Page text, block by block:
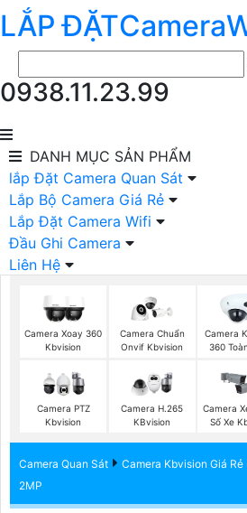
LẮP ĐẶTCamera
0938.11.23.99
DANH MỤC SẢN PHẨM
lắp Đặt Camera Quan Sát
Lắp Bộ Camera Giá Rẻ
Lắp Đặt Camera Wifi
Đầu Ghi Camera
Liên Hệ
Camera Xoay 360
Kbvision
Camera Chuẩn
Onvif Kbvision
Camera
360
Camera PTZ
Kbvision
Camera H.265
KBvision
Camera
Số Xe
Camera Quan Sát Camera Kbvision Giá Rẻ
2MP